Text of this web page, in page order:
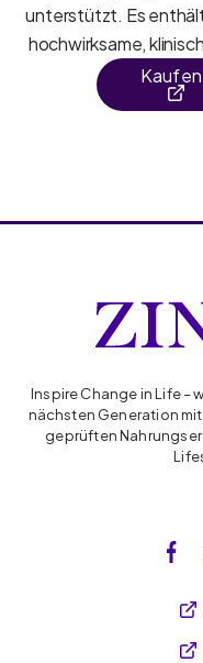
unterstützt. Es
hochwirksame,
Kaufen
Inspire Change in Life –
nächsten Generation
geprüften